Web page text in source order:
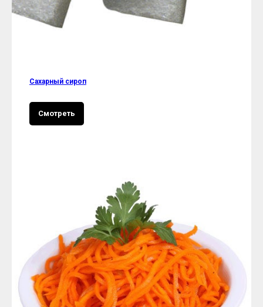
Сахарный сироп
Смотреть